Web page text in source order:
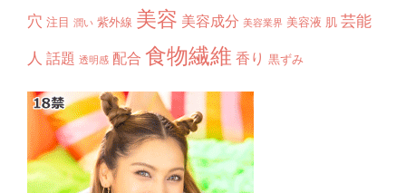
穴 注目 潤い 紫外線 美容 美容成分 美容業界 美容液 肌 芸能
人 話題 透明感 配合 食物繊維 香り 黒ずみ